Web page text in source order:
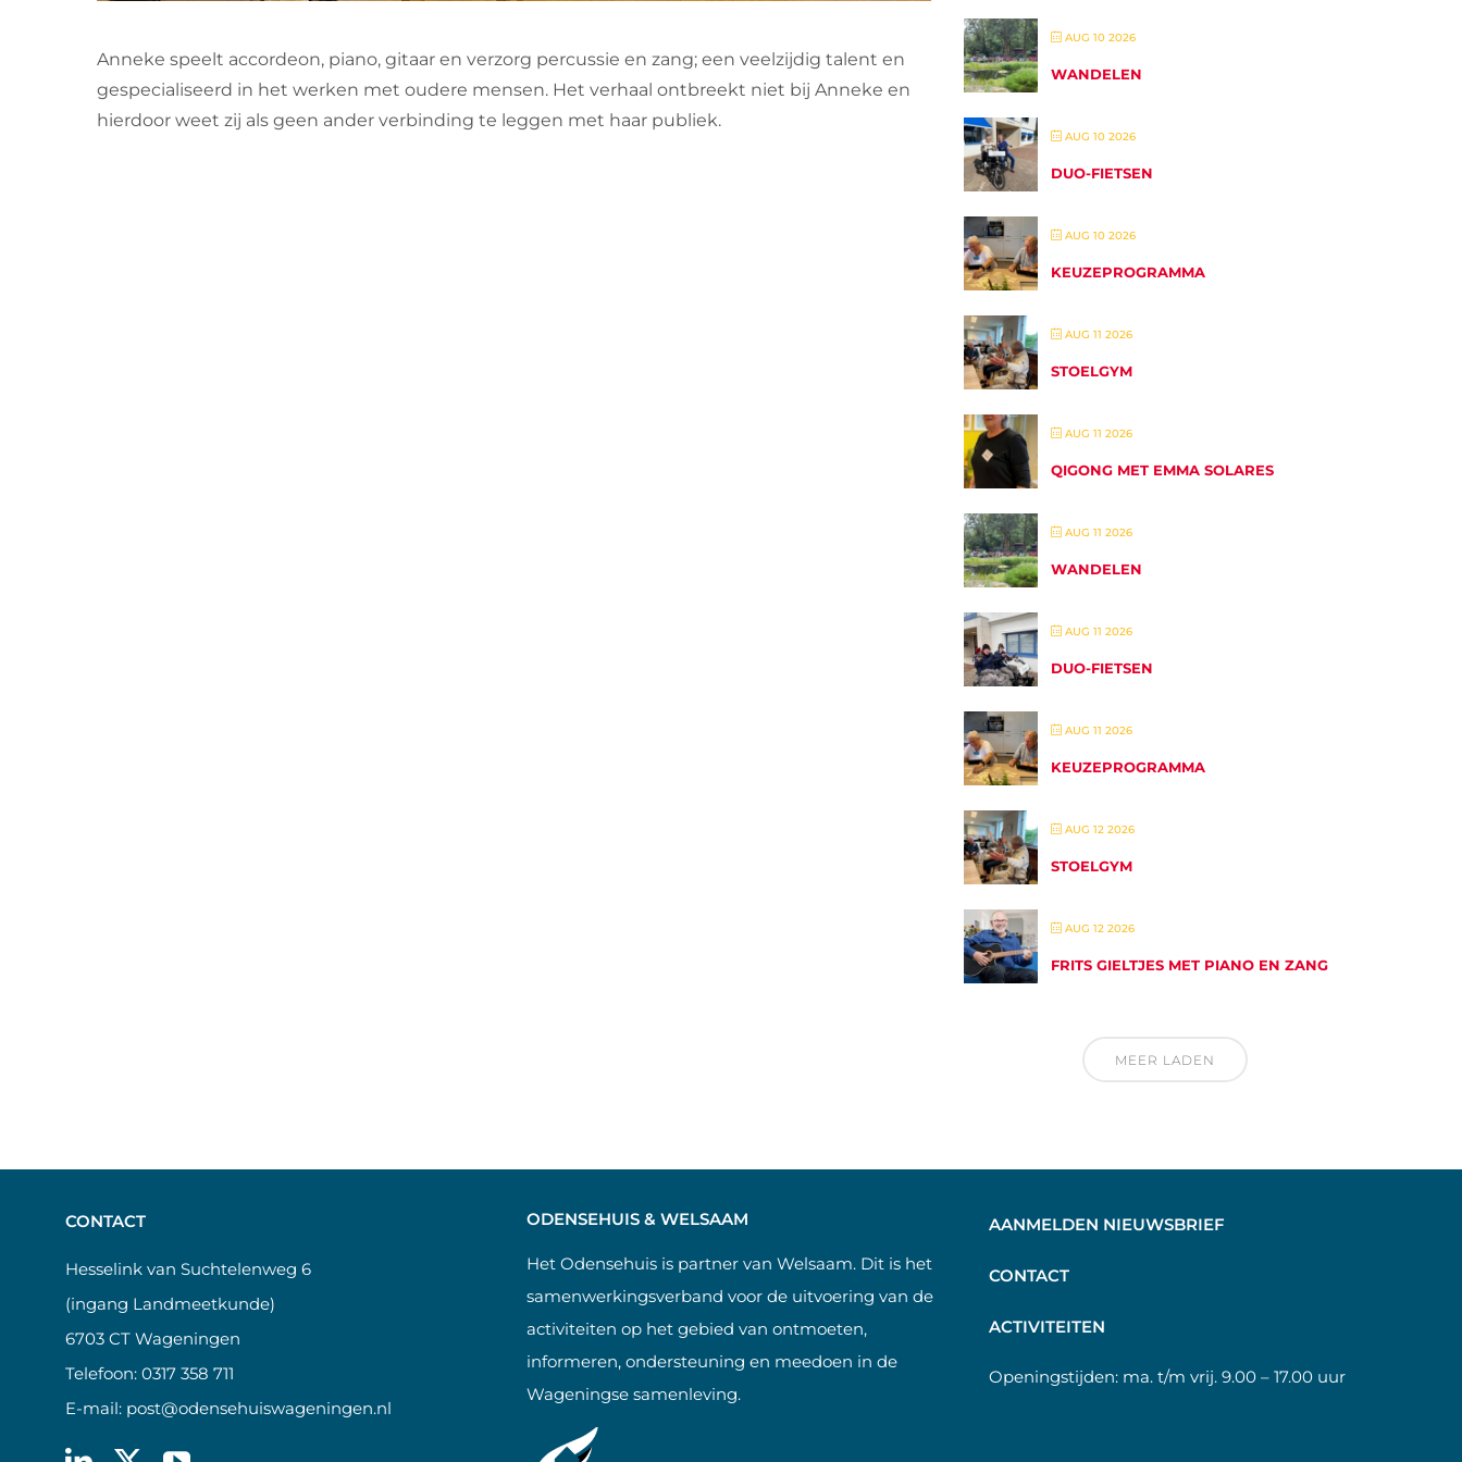
Anneke speelt accordeon, piano, gitaar en verzorg percussie en zang; een veelzijdig talent en
gespecialiseerd in het werken met oudere mensen. Het verhaal ontbreekt niet bij Anneke en
hierdoor weet zij als geen ander verbinding te leggen met haar publiek.
AUG 10 2026
WANDELEN
AUG 10 2026
DUO-FIETSEN
AUG 10 2026
KEUZEPROGRAMMA
AUG 11 2026
STOELGYM
AUG 11 2026
QIGONG MET EMMA SOLARES
AUG 11 2026
WANDELEN
AUG 11 2026
DUO-FIETSEN
AUG 11 2026
KEUZEPROGRAMMA
AUG 12 2026
STOELGYM
AUG 12 2026
FRITS GIELTJES MET PIANO EN ZANG
MEER LADEN
CONTACT
Hesselink van Suchtelenweg 6
(ingang Landmeetkunde)
6703 CT Wageningen
Telefoon: 0317 358 711
E-mail: post@odensehuiswageningen.nl
ODENSEHUIS & WELSAAM
Het Odensehuis is partner van Welsaam. Dit is het
samenwerkingsverband voor de uitvoering van de
activiteiten op het gebied van ontmoeten,
informeren, ondersteuning en meedoen in de
Wageningse samenleving.
AANMELDEN NIEUWSBRIEF
CONTACT
ACTIVITEITEN
Openingstijden: ma. t/m vrij. 9.00 – 17.00 uur